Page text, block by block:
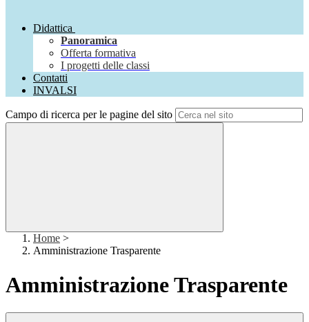
Didattica
Panoramica
Offerta formativa
I progetti delle classi
Contatti
INVALSI
Campo di ricerca per le pagine del sito
Home >
Amministrazione Trasparente
Amministrazione Trasparente